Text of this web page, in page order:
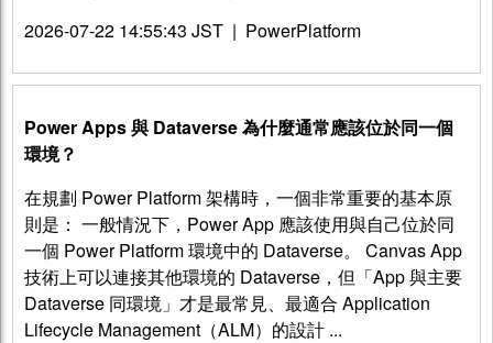
2026-07-22 14:55:43 JST | PowerPlatform
Power Apps 與 Dataverse 為什麼通常應該位於同一個
環境？
在規劃 Power Platform 架構時，一個非常重要的基本原
則是： 一般情況下，Power App 應該使用與自己位於同
一個 Power Platform 環境中的 Dataverse。 Canvas App
技術上可以連接其他環境的 Dataverse，但「App 與主要
Dataverse 同環境」才是最常見、最適合 Application
Lifecycle Management（ALM）的設計 ...